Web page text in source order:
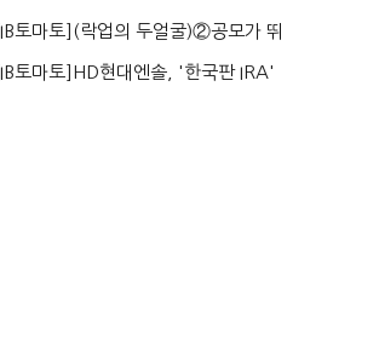
개선…현실...
[IB토마토](락업의 두얼굴)②공모가 뛰
첫날 매도…FI ...
[IB토마토]HD현대엔솔, '한국판 IRA'